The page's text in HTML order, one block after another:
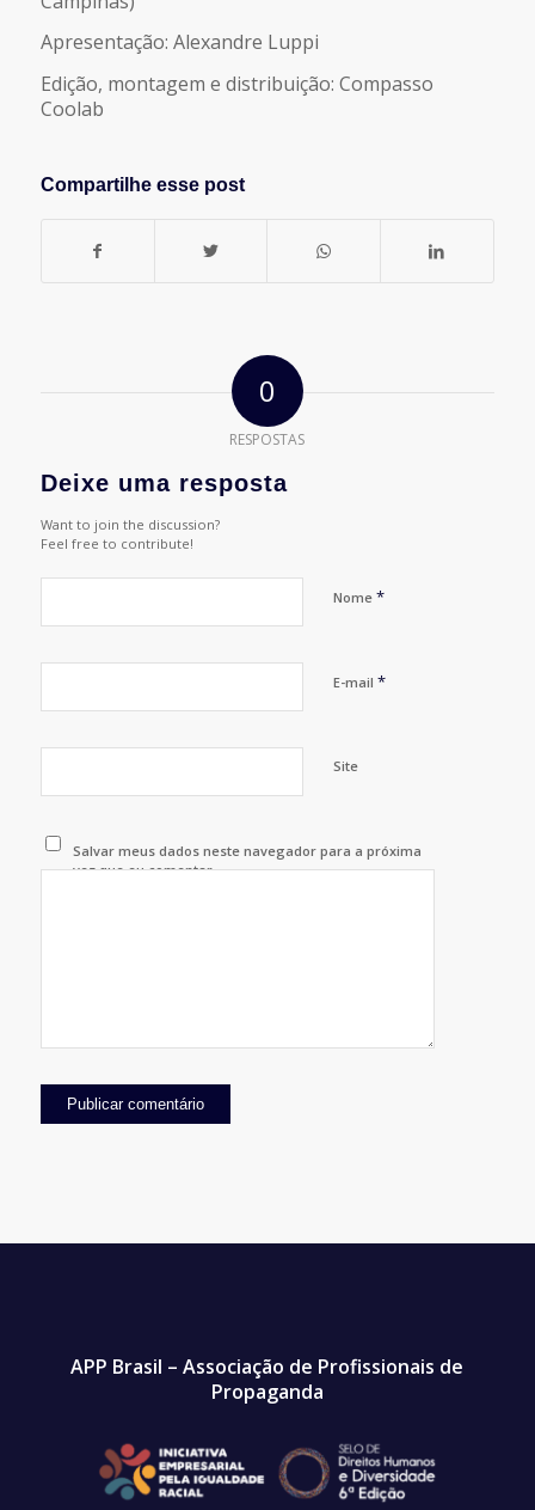
Apresentação: Alexandre Luppi
Edição, montagem e distribuição: Compasso
Coolab
Compartilhe esse post
0
RESPOSTAS
Deixe uma resposta
Want to join the discussion?
Feel free to contribute!
Nome *
E-mail *
Site
Salvar meus dados neste navegador para a próxima
vez que eu comentar.
APP Brasil – Associação de Profissionais de
Propaganda